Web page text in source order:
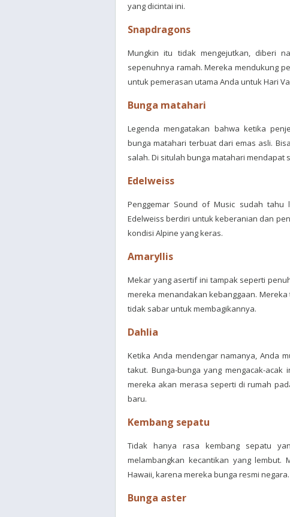
yang dicintai ini.
Snapdragons
Mungkin itu tidak mengejutkan, diberi
sepenuhnya ramah. Mereka mendukung
untuk pemerasan utama Anda untuk Hari
Bunga matahari
Legenda mengatakan bahwa ketika
bunga matahari terbuat dari emas asli.
salah. Di situlah bunga matahari mendapat
Edelweiss
Penggemar Sound of Music sudah
Edelweiss berdiri untuk keberanian dan
kondisi Alpine yang keras.
Amaryllis
Mekar yang asertif ini tampak seperti
mereka menandakan kebanggaan.
tidak sabar untuk membagikannya.
Dahlia
Ketika Anda mendengar namanya, Anda
takut. Bunga-bunga yang mengacak-
mereka akan merasa seperti di rumah
baru.
Kembang sepatu
Tidak hanya rasa kembang sepatu
melambangkan kecantikan yang
Hawaii, karena mereka bunga resmi negara.
Bunga aster